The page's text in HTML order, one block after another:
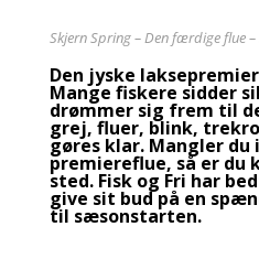
Skjern Spring – Den færdige flue
Den jyske
Mange fiskere sidder
drømmer sig frem til
grej, fluer, blink,
gøres klar. Mangler
premiereflue, så er
sted. Fisk og Fri har
give sit bud på en
til sæsonstarten.